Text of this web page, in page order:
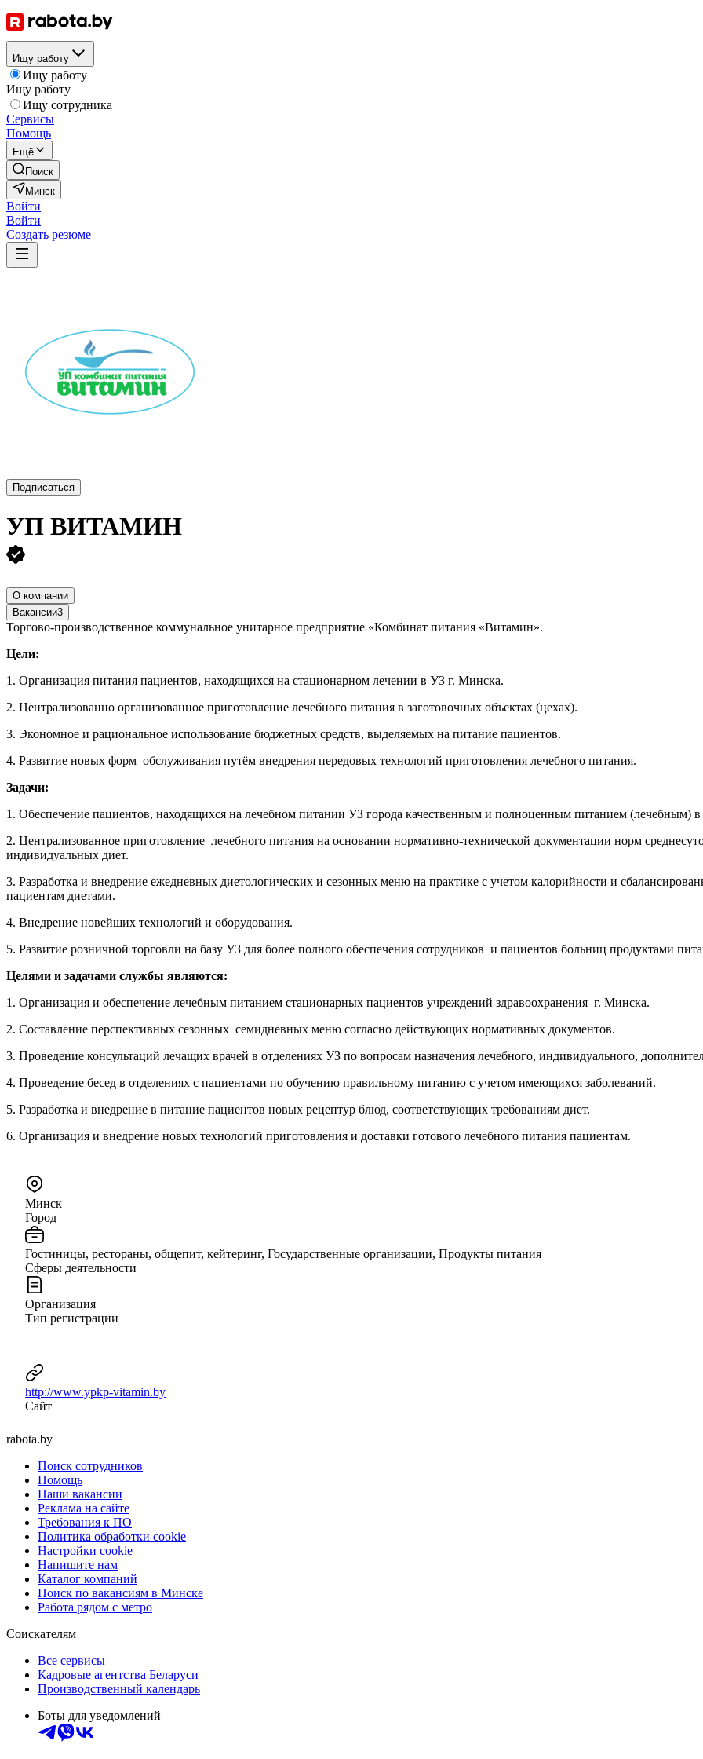
Ищу работу
Ищу работу
Ищу работу
Ищу сотрудника
Сервисы
Помощь
Ещё
Поиск
Минск
Войти
Войти
Создать резюме
Подписаться
УП ВИТАМИН
О компании
Вакансии3
Торгово-производственное коммунальное унитарное предприятие «Комбинат питания «Витамин».
Цели:
1. Организация питания пациентов, находящихся на стационарном лечении в УЗ г. Минска.
2. Централизованно организованное приготовление лечебного питания в заготовочных объектах (цехах).
3. Экономное и рациональное использование бюджетных средств, выделяемых на питание пациентов.
4. Развитие новых форм обслуживания путём внедрения передовых технологий приготовления лечебного питания.
Задачи:
1. Обеспечение пациентов, находящихся на лечебном питании УЗ города качественным и полноценным питанием (лечебным) в
2. Централизованное приготовление лечебного питания на основании нормативно-технической документации норм
индивидуальных диет.
3. Разработка и внедрение ежедневных диетологических и сезонных меню на практике с учетом калорийности и
пациентам диетами.
4. Внедрение новейших технологий и оборудования.
5. Развитие розничной торговли на базу УЗ для более полного обеспечения сотрудников и пациентов больниц продуктами
Целями и задачами службы являются:
1. Организация и обеспечение лечебным питанием стационарных пациентов учреждений здравоохранения г. Минска.
2. Составление перспективных сезонных семидневных меню согласно действующих нормативных документов.
3. Проведение консультаций лечащих врачей в отделениях УЗ по вопросам назначения лечебного, индивидуального,
4. Проведение бесед в отделениях с пациентами по обучению правильному питанию с учетом имеющихся заболеваний.
5. Разработка и внедрение в питание пациентов новых рецептур блюд, соответствующих требованиям диет.
6. Организация и внедрение новых технологий приготовления и доставки готового лечебного питания пациентам.
Минск
Город
Гостиницы, рестораны, общепит, кейтеринг, Государственные организации, Продукты питания
Сферы деятельности
Организация
Тип регистрации
http://www.ypkp-vitamin.by
Сайт
rabota.by
Поиск сотрудников
Помощь
Наши вакансии
Реклама на сайте
Требования к ПО
Политика обработки cookie
Настройки cookie
Напишите нам
Каталог компаний
Поиск по вакансиям в Минске
Работа рядом с метро
Соискателям
Все сервисы
Кадровые агентства Беларуси
Производственный календарь
Боты для уведомлений